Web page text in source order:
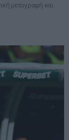
μεταγραφή και